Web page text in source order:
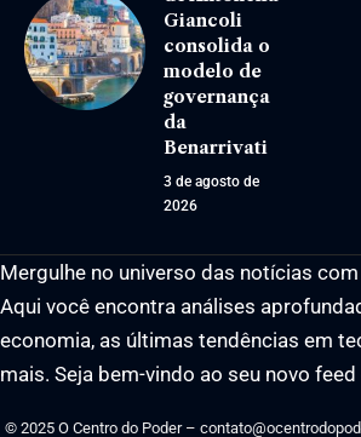
Giancoli
consolida o
modelo de
governança
da
Benarrivati
3 de agosto de
2026
Mergulhe no universo das notícias
Aqui você encontra análises
economia, as últimas tendências em
mais. Seja bem-vindo ao seu novo
© 2025 O Centro do Poder –